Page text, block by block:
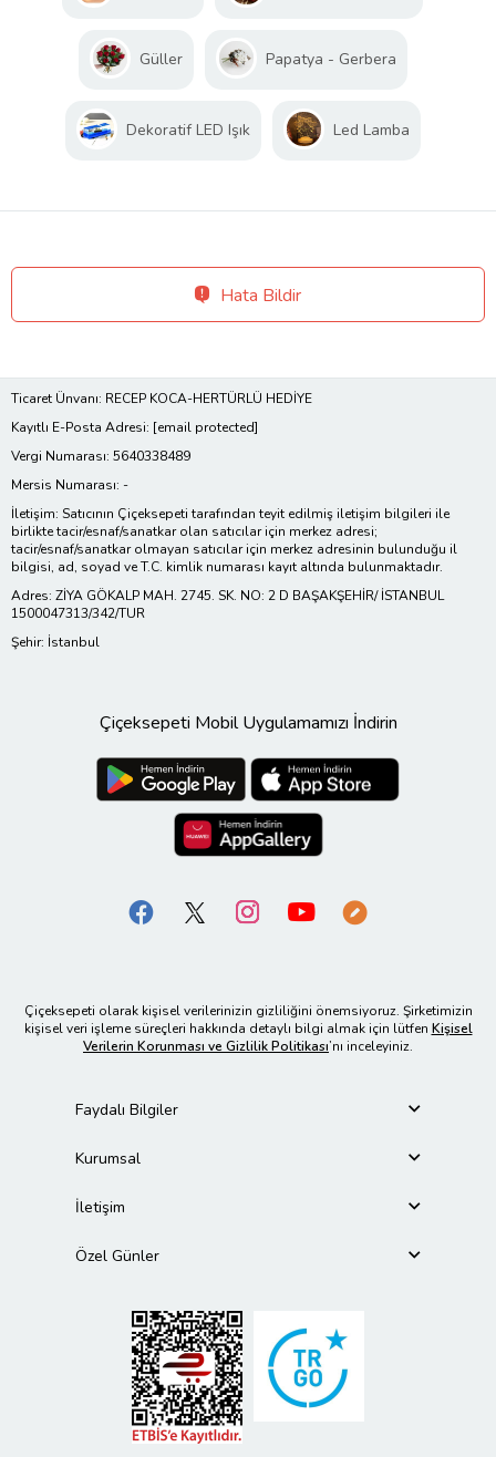
Güller Papatya - Gerbera
Dekoratif LED Işık Led Lamba
Hata Bildir
Ticaret Ünvanı: RECEP KOCA-HERTÜRLÜ HEDİYE
Kayıtlı E-Posta Adresi: [email protected]
Vergi Numarası: 5640338489
Mersis Numarası: -
İletişim: Satıcının Çiçeksepeti tarafından teyit edilmiş iletişim bilgileri ile
birlikte tacir/esnaf/sanatkar olan satıcılar için merkez adresi;
tacir/esnaf/sanatkar olmayan satıcılar için merkez adresinin bulunduğu il
bilgisi, ad, soyad ve T.C. kimlik numarası kayıt altında bulunmaktadır.
Adres: ZİYA GÖKALP MAH. 2745. SK. NO: 2 D BAŞAKŞEHİR/ İSTANBUL
1500047313/342/TUR
Şehir: İstanbul
Çiçeksepeti Mobil Uygulamamızı İndirin
Çiçeksepeti olarak kişisel verilerinizin gizliliğini önemsiyoruz. Şirketimizin
kişisel veri işleme süreçleri hakkında detaylı bilgi almak için lütfen Kişisel
Verilerin Korunması ve Gizlilik Politikası’nı inceleyiniz.
Faydalı Bilgiler
Kurumsal
İletişim
Özel Günler